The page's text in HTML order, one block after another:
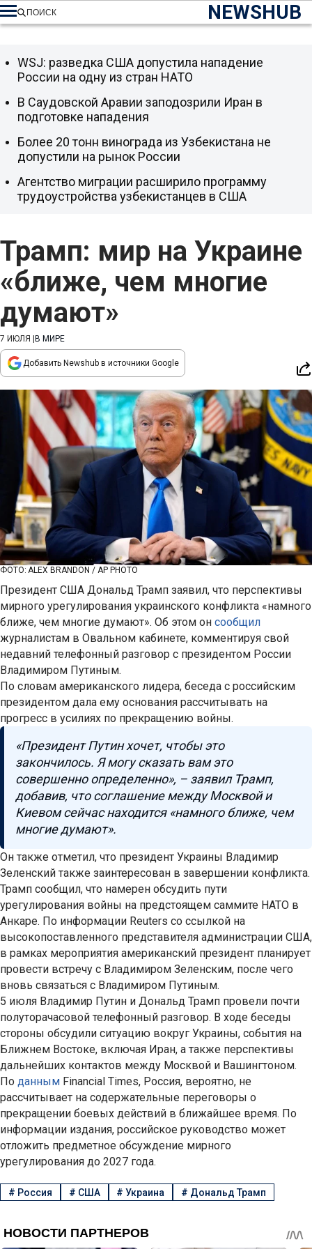
NEWSHUB
ПОИСК
Трамп: мир на Украине
«ближе, чем многие
думают»
7 ИЮЛЯ В МИРЕ
Добавить Newshub в источники Google
ФОТО: ALEX BRANDON / AP PHOTO
Президент США Дональд Трамп заявил, что перспективы
мирного урегулирования украинского конфликта «намного
ближе, чем многие думают». Об этом он сообщил
журналистам в Овальном кабинете, комментируя свой
недавний телефонный разговор с президентом России
Владимиром Путиным.
По словам американского лидера, беседа с российским
президентом дала ему основания рассчитывать на
прогресс в усилиях по прекращению войны.
«Президент Путин хочет, чтобы это
закончилось. Я могу сказать вам это
совершенно определенно», – заявил Трамп,
добавив, что соглашение между Москвой и
Киевом сейчас находится «намного ближе, чем
многие думают».
Он также отметил, что президент Украины Владимир
Зеленский также заинтересован в завершении конфликта.
Трамп сообщил, что намерен обсудить пути
урегулирования войны на предстоящем саммите НАТО в
Анкаре. По информации Reuters со ссылкой на
высокопоставленного представителя администрации США,
в рамках мероприятия американский президент планирует
провести встречу с Владимиром Зеленским, после чего
вновь связаться с Владимиром Путиным.
5 июля Владимир Путин и Дональд Трамп провели почти
полуторачасовой телефонный разговор. В ходе беседы
стороны обсудили ситуацию вокруг Украины, события на
Ближнем Востоке, включая Иран, а также перспективы
дальнейших контактов между Москвой и Вашингтоном.
По данным Financial Times, Россия, вероятно, не
рассчитывает на содержательные переговоры о
прекращении боевых действий в ближайшее время. По
информации издания, российское руководство может
отложить предметное обсуждение мирного
урегулирования до 2027 года.
WSJ: разведка США допустила нападение
России на одну из стран НАТО
В Саудовской Аравии заподозрили Иран в
подготовке нападения
Более 20 тонн винограда из Узбекистана не
допустили на рынок России
Агентство миграции расширило программу
трудоустройства узбекистанцев в США
# Россия # США #Украина # Дональд Трамп